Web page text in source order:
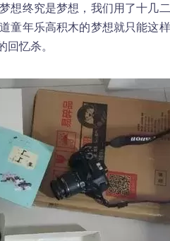
想终究是梦想，我们用了十几
童年乐高积木的梦想就只能这
忆杀。